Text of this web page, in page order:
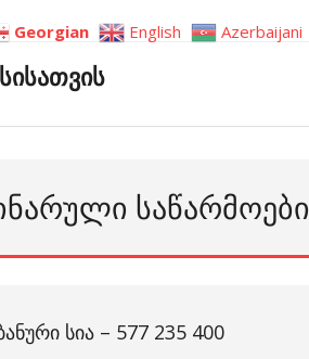
ᲡᲐᲬᲐᲠᲛᲝᲔᲑᲘ
ᲡᲘᲐ – 577 235 400
Georgian English Azerbaijani